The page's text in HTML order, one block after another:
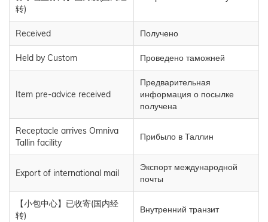
转)
Received Получено
Held by Custom Проведено таможней
Item pre-advice received
Предварительная
информация о посылке
получена
Receptacle arrives Omniva
Tallin facility
Прибыло в Таллин
Export of international mail
Экспорт международной
почты
【小包中心】已收寄(国内经
转)
Внутренний транзит